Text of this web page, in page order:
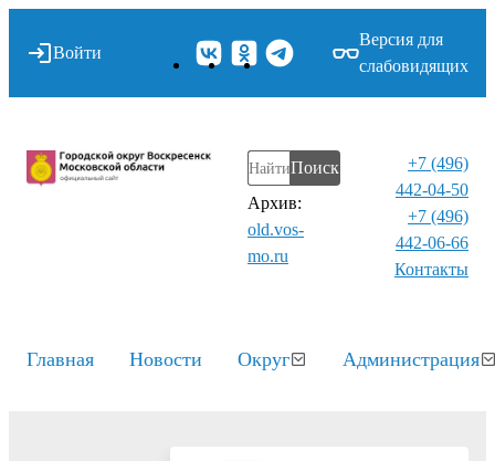
Войти
Версия для
слабовидящих
Поиск
Архив:
old.vos-
mo.ru
+7 (496)
442-04-50
+7 (496)
442-06-66
Контакты⁠
Главная Новости Округ Администрация